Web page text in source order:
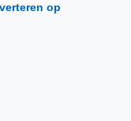
op